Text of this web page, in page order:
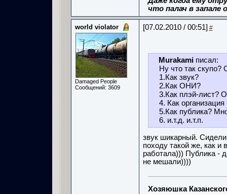
что палач в запале
world violator
Damaged People
Сообщений: 3609
[07.02.2010 / 00:51] #
Murakamiписал:
Ну что так скупо?
1.Как звук?
2.Как ОНИ?
3.Как плэй-лист?
4. Как
5.Как публика?
6. и.т.д. и.т.п.
звук шикарный.
походу такой же, как и
работала))) Публика -
не мешали))))
Хозяюшка